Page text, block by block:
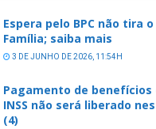
Espera pelo BPC não tira
Família; saiba mais
3 DE JUNHO DE 2026, 11:54H
Pagamento de benefícios
INSS não será liberado
(4)